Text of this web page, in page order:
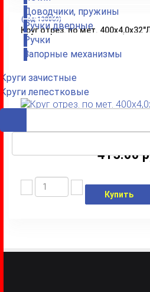
Доводчики, пружины
Ручки дверные
Ручки
Запорные механизмы
Круги зачистные
Круги лепестковые
Круг отрез. по мет.
(Код: 138069)
415.00
Купить